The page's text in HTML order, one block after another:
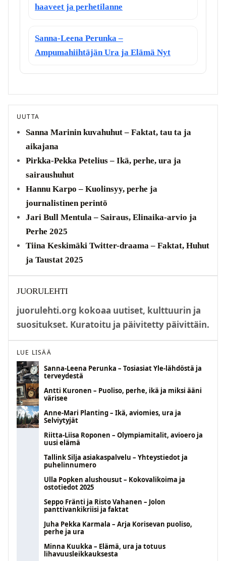
haaveet ja perhetilanne
Sanna-Leena Perunka –
Ampumahiihtäjän Ura ja Elämä Nyt
UUTTA
Sanna Marinin kuvahuhut – Faktat, tau ta ja
aikajana
Pirkka-Pekka Petelius – Ikä, perhe, ura ja
sairaushuhut
Hannu Karpo – Kuolinsyy, perhe ja
journalistinen perintö
Jari Bull Mentula – Sairaus, Elinaika-arvio ja
Perhe 2025
Tiina Keskimäki Twitter-draama – Faktat, Huhut
ja Taustat 2025
JUORULEHTI
juorulehti.org kokoaa uutiset, kulttuurin ja
suositukset. Kuratoitu ja päivitetty päivittäin.
LUE LISÄÄ
Sanna-Leena Perunka – Tosiasiat Yle-lähdöstä ja
terveydestä
Antti Kuronen – Puoliso, perhe, ikä ja miksi ääni
värisee
Anne-Mari Planting – Ikä, aviomies, ura ja
Selviytyjät
Riitta-Liisa Roponen – Olympiamitalit, avioero ja
uusi elämä
Tallink Silja asiakaspalvelu – Yhteystiedot ja
puhelinnumero
Ulla Popken alushousut – Kokovalikoima ja
ostotiedot 2025
Seppo Fränti ja Risto Vahanen – Jolon
panttivankikriisi ja faktat
Juha Pekka Karmala – Arja Korisevan puoliso,
perhe ja ura
Minna Kuukka – Elämä, ura ja totuus
lihavuusleikkauksesta